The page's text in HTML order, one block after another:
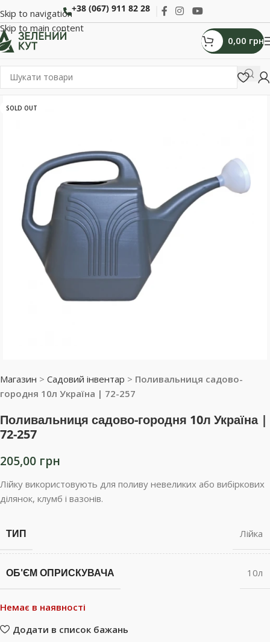
Skip to navigation
Skip to main content
+38 (067) 911 82 28
0,00 грн
SOLD OUT
Магазин > Садовий інвентар > Поливальниця садово-
городня 10л Україна | 72-257
Поливальниця садово-городня 10л Україна |
72-257
205,00 грн
Лійку використовують для поливу невеликих або вибіркових
ділянок, клумб і вазонів.
ТИП Лійка
ОБ'ЄМ ОПРИСКУВАЧА 10л
Немає в наявності
Додати в список бажань